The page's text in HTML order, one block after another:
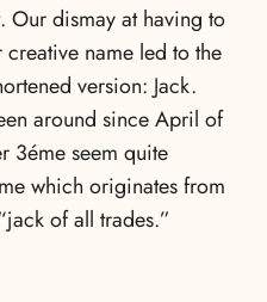
Our dismay at having to
name led to the
version: Jack.
around since April of
3éme seem quite
which originates from
of all trades.”